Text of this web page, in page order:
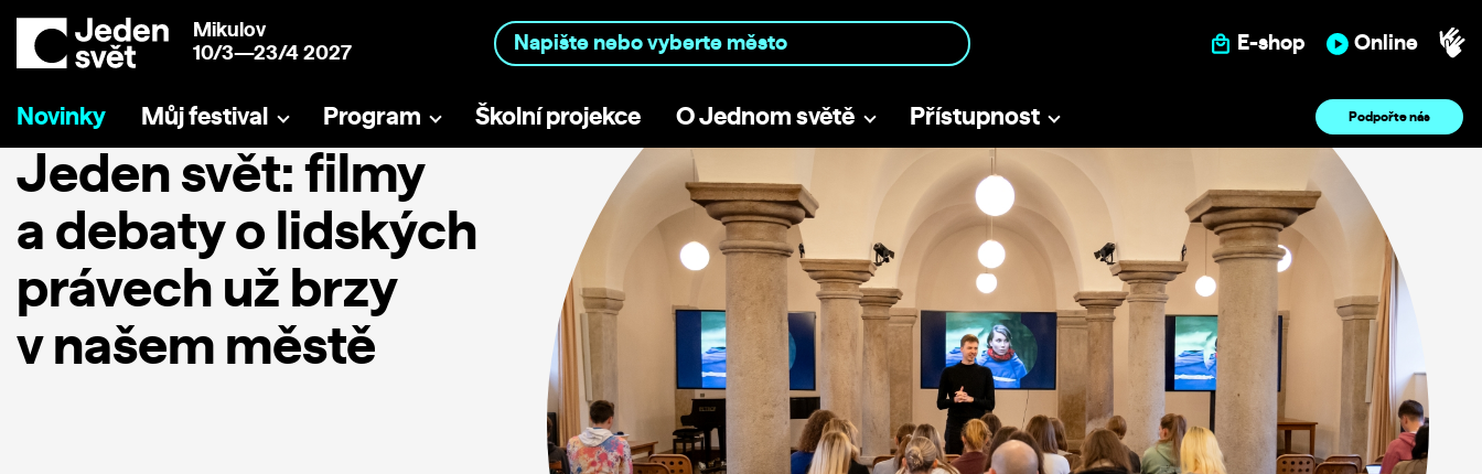
Mikulov
10/3—23/4 2027
E-shop Online
Novinky Můj festival Program Školní projekce O Jednom světě Přístupnost Podpořte nás
Jeden svět: filmy
a debaty o lidských
právech už brzy
v našem městě